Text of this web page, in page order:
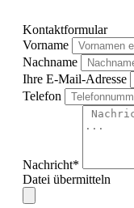
Kontaktformular
Vorname
Nachname
Ihre E-Mail-Adresse
Telefon
Nachricht*
Datei übermitteln